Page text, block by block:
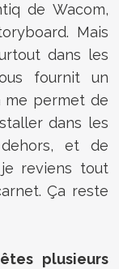
de Wacom,
Mais
dans les
fournit un
me permet de
dans les
et de
reviens tout
Ça reste
plusieurs